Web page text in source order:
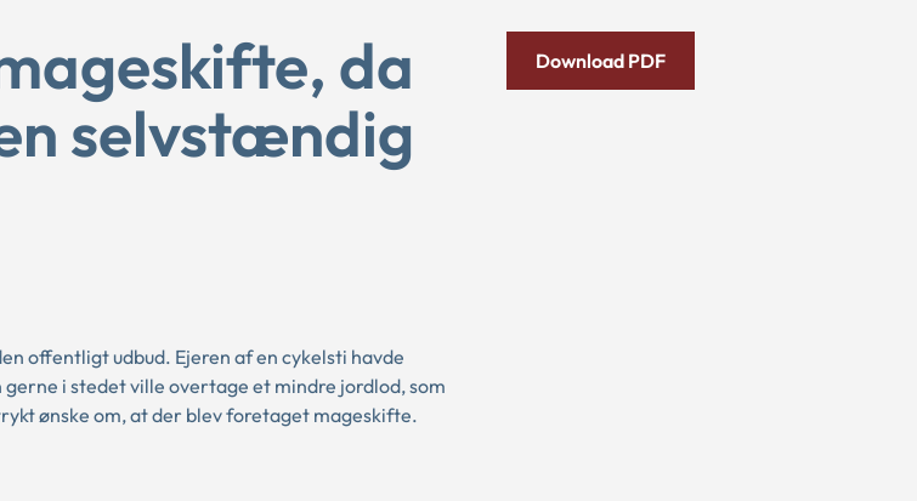
da
selvstændig
offentligt udbud. Ejeren af en cykelsti havde
i stedet ville overtage et mindre jordlod, som
ønske om, at der blev foretaget mageskifte.
Download PDF